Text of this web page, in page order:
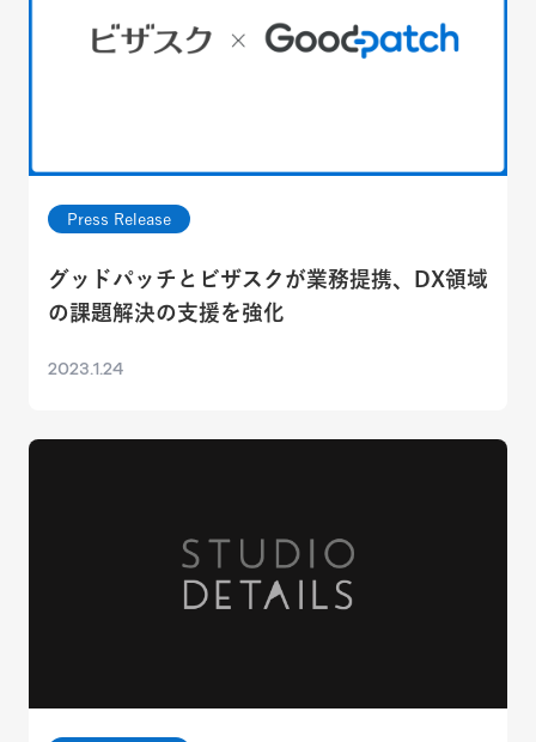
Press Release
グッドパッチとビザスクが業務提携、DX領域
の課題解決の支援を強化
2023.1.24